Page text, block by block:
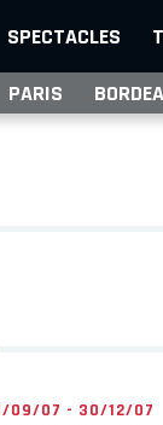
SPECTACLES
PARIS
09/07 - 30/12/07